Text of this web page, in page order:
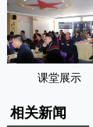
课堂展示
相关新闻